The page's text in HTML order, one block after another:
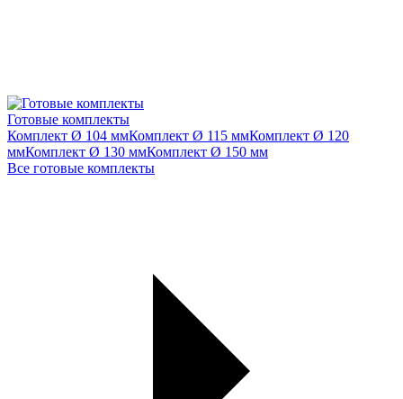
Готовые комплекты
Комплект Ø 104 ммКомплект Ø 115 ммКомплект Ø 120
ммКомплект Ø 130 ммКомплект Ø 150 мм
Все готовые комплекты